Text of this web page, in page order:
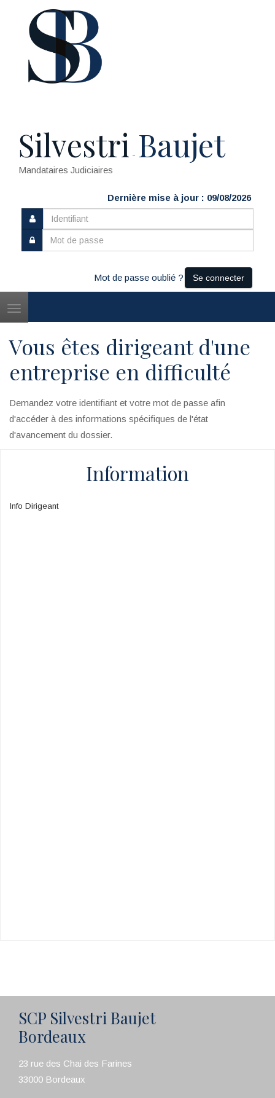
Silvestri - Baujet
Mandataires Judiciaires
Dernière mise à jour : 09/08/2026
Mot de passe oublié ? Se connecter
Toggle
Vous êtes dirigeant d'une
entreprise en difficulté
Demandez votre identifiant et votre mot de passe afin
d'accéder à des informations spécifiques de l'état
d'avancement du dossier.
Information
Info Dirigeant
SCP Silvestri Baujet
Bordeaux
23 rue des Chai des Farines
33000 Bordeaux